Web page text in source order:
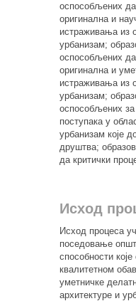
оспособљених
оригинална и
истраживања из
урбанизам;
оспособљених
оригинална и
истраживања из
урбанизам;
оспособљених за
поступака у
урбанизам које
друштва;
да критички
Исход
Исход процеса
поседовање
способности
квалитетном
уметничке
архитектуре и